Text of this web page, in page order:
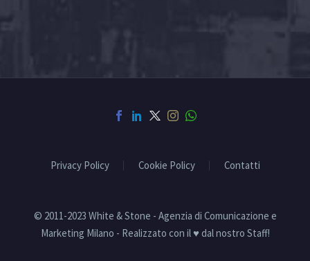
Privacy Policy Cookie Policy Contatti
© 2011-2023 White & Stone - Agenzia di Comunicazione e
Marketing Milano - Realizzato con il ♥ dal nostro Staff!